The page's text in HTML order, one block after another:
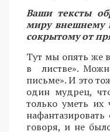
Ваши тексты
миру внешнему
сокрытому от
Тут мы опять же
в листве».
письме». И это
один мудрец,
только уметь их
нафантазировать
говоря, и не